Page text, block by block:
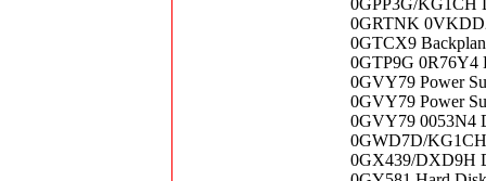
0GPP3G/KG1CH
0GRTNK
0GTCX9
0GTP9G 0R76Y4
0GVY79 Power
0GVY79 Power
0GVY79 0053N4
0GWD7D/
0GX439/DXD9H